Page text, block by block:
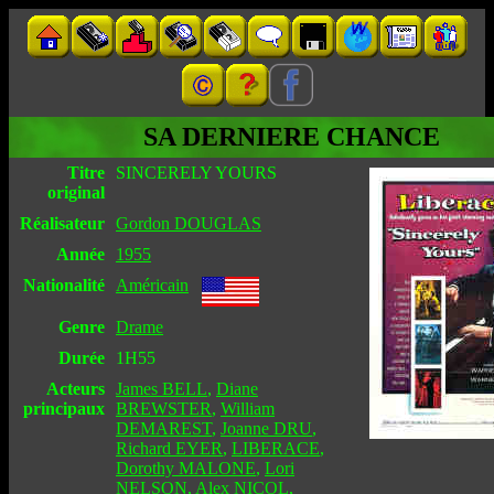
SA DERNIERE CHANCE
Titre
original
SINCERELY YOURS
Réalisateur Gordon DOUGLAS
Année
1955
Nationalité
Américain
Genre Drame
Durée
1H55
Acteurs
principaux
James BELL, Diane
BREWSTER, William
DEMAREST, Joanne DRU,
Richard EYER, LIBERACE,
Dorothy MALONE, Lori
NELSON, Alex NICOL,